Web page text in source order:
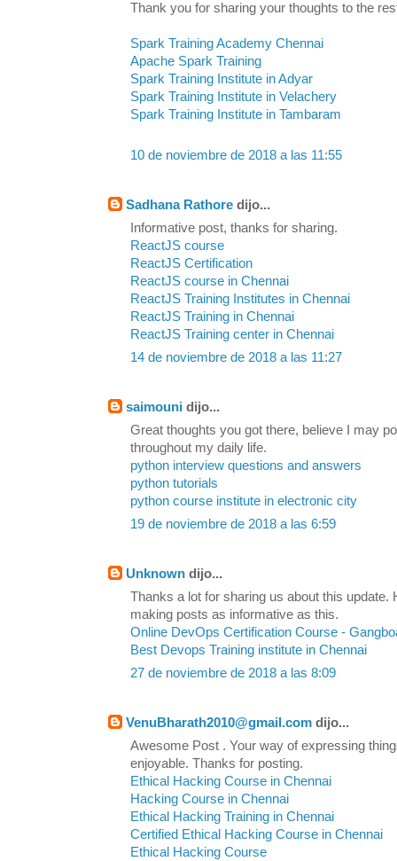
Thank you for sharing your thoughts to the
Spark Training Academy Chennai
Apache Spark Training
Spark Training Institute in Adyar
Spark Training Institute in Velachery
Spark Training Institute in Tambaram
10 de noviembre de 2018 a las 11:55
Sadhana Rathore dijo...
Informative post, thanks for sharing.
ReactJS course
ReactJS Certification
ReactJS course in Chennai
ReactJS Training Institutes in Chennai
ReactJS Training in Chennai
ReactJS Training center in Chennai
14 de noviembre de 2018 a las 11:27
saimouni dijo...
Great thoughts you got there, believe I may
throughout my daily life.
python interview questions and answers
python tutorials
python course institute in electronic city
19 de noviembre de 2018 a las 6:59
Unknown dijo...
Thanks a lot for sharing us about this update.
making posts as informative as this.
Online DevOps Certification Course -
Best Devops Training institute in Chennai
27 de noviembre de 2018 a las 8:09
VenuBharath2010@gmail.com dijo...
Awesome Post . Your way of expressing
enjoyable. Thanks for posting.
Ethical Hacking Course in Chennai
Hacking Course in Chennai
Ethical Hacking Training in Chennai
Certified Ethical Hacking Course in Chennai
Ethical Hacking Course